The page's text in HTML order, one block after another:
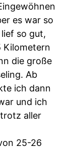
es war so
so gut,
Kilometern
die große
Ab
ich dann
und ich
aller
25-26